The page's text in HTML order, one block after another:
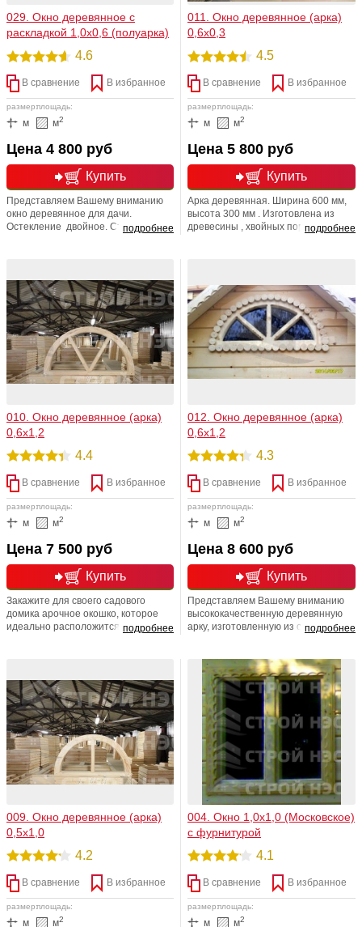
029. Окно деревянное с
раскладкой 1,0х0,6 (полуарка)
4.6
В сравнение В избранное
размер:
м
площадь:
м2
Купить
Цена 4 800 руб
подробнее
Представляем Вашему вниманию
окно деревянное для дачи.
Остекление двойное. Створки
Характерная черта, внутренняя и
наружная створки скреплены
дополнительно с помощью винтов.
Очарователен и вырез в форме
арке под стекло.
011. Окно деревянное (арка)
0,6х0,3
4.5
В сравнение В избранное
размер:
м
площадь:
м2
Купить
Цена 5 800 руб
подробнее
Арка деревянная. Ширина 600 мм,
высота 300 мм . Изготовлена из
древесины , хвойных пород. Cосна
бактерицидные вещества
выделяются в процессе
эксплуатации, а также очищают
воздух внутри помещения.
010. Окно деревянное (арка)
0,6х1,2
4.4
В сравнение В избранное
размер:
м
площадь:
м2
Купить
Цена 7 500 руб
подробнее
Закажите для своего садового
домика арочное окошко, которое
идеально расположится в
подчеркнет изысканный вкус
владельца, а также выделит его на
фоне окружающих. Арочное окно -
это лучшее решение для всех
эстетов!
012. Окно деревянное (арка)
0,6х1,2
4.3
В сравнение В избранное
размер:
м
площадь:
м2
Купить
Цена 8 600 руб
подробнее
Представляем Вашему вниманию
высококачественную деревянную
арку, изготовленную из сосны.
арка идеально впишется в
интерьер вашего загородного
домика. Арка не только экологичная
и надежная, но и не очень дорогая.
Обязательно придется по вкусу
любому хозяину.
009. Окно деревянное (арка)
0,5х1,0
4.2
В сравнение В избранное
размер:
м
площадь:
м2
004. Окно 1,0х1,0 (Московское)
с фурнитурой
4.1
В сравнение В избранное
размер:
м
площадь:
м2